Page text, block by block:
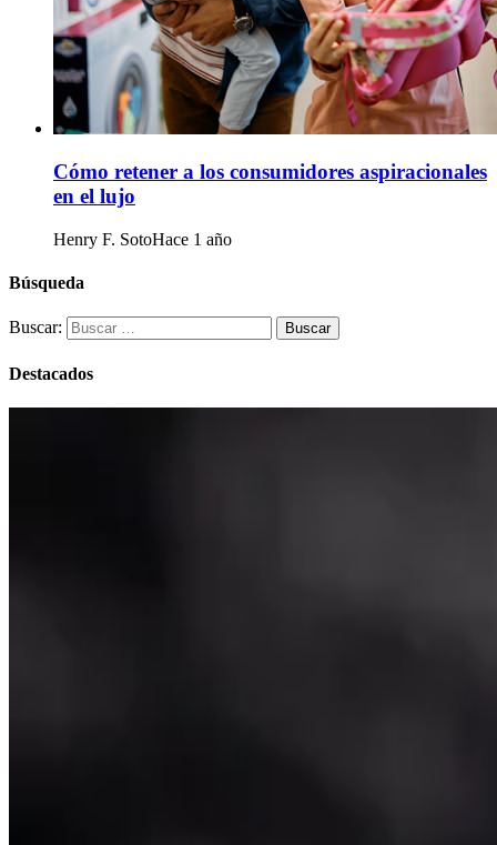
Cómo retener a los consumidores aspiracionales
en el lujo
Henry F. SotoHace 1 año
Búsqueda
Buscar:
Destacados